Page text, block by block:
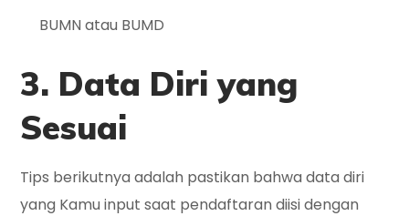
BUMN atau BUMD
3. Data Diri yang
Sesuai
Tips berikutnya adalah pastikan bahwa data diri
yang Kamu input saat pendaftaran diisi dengan